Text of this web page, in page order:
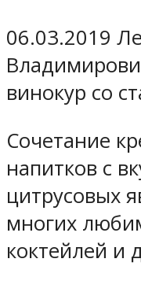
06.03.2019
винокур со
Сочетание
напитков с
цитрусовых
многих
коктейлей и